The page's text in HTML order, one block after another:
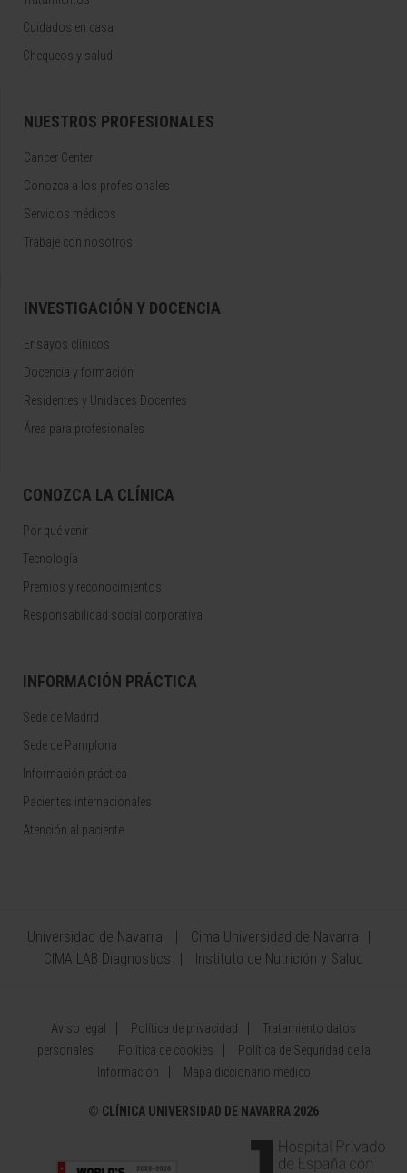
Cuidados en casa
Chequeos y salud
NUESTROS PROFESIONALES
Cancer Center
Conozca a los profesionales
Servicios médicos
Trabaje con nosotros
INVESTIGACIÓN Y DOCENCIA
Ensayos clínicos
Docencia y formación
Residentes y Unidades Docentes
Área para profesionales
CONOZCA LA CLÍNICA
Por qué venir
Tecnología
Premios y reconocimientos
Responsabilidad social corporativa
INFORMACIÓN PRÁCTICA
Sede de Madrid
Sede de Pamplona
Información práctica
Pacientes internacionales
Atención al paciente
Universidad de Navarra
Cima Universidad de Navarra
CIMA LAB Diagnostics
Instituto de Nutrición y Salud
Aviso legal Política de privacidad
Tratamiento datos
personales
Política de cookies
Política de Seguridad de la
Información
Mapa diccionario médico
© CLÍNICA UNIVERSIDAD DE NAVARRA 2026